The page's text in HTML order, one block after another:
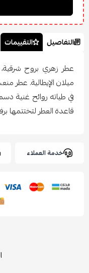
التفاصيل التقييمات
عطر زهري بروح
ميلان الإيطالية. عطر
في طياته روائح غنية
قاعدة العطر لتختتمها
خدمة العملاء